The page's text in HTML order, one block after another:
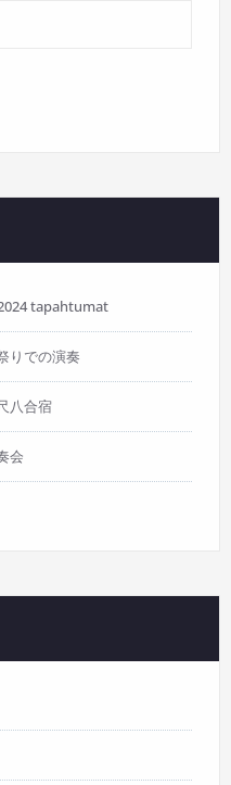
tapahtumat
りでの演奏
八合宿
会